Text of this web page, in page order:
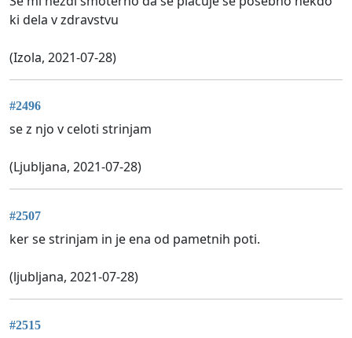
ki dela v zdravstvu
(Izola, 2021-07-28)
#2496
se z njo v celoti strinjam
(Ljubljana, 2021-07-28)
#2507
ker se strinjam in je ena od pametnih poti.
(ljubljana, 2021-07-28)
#2515